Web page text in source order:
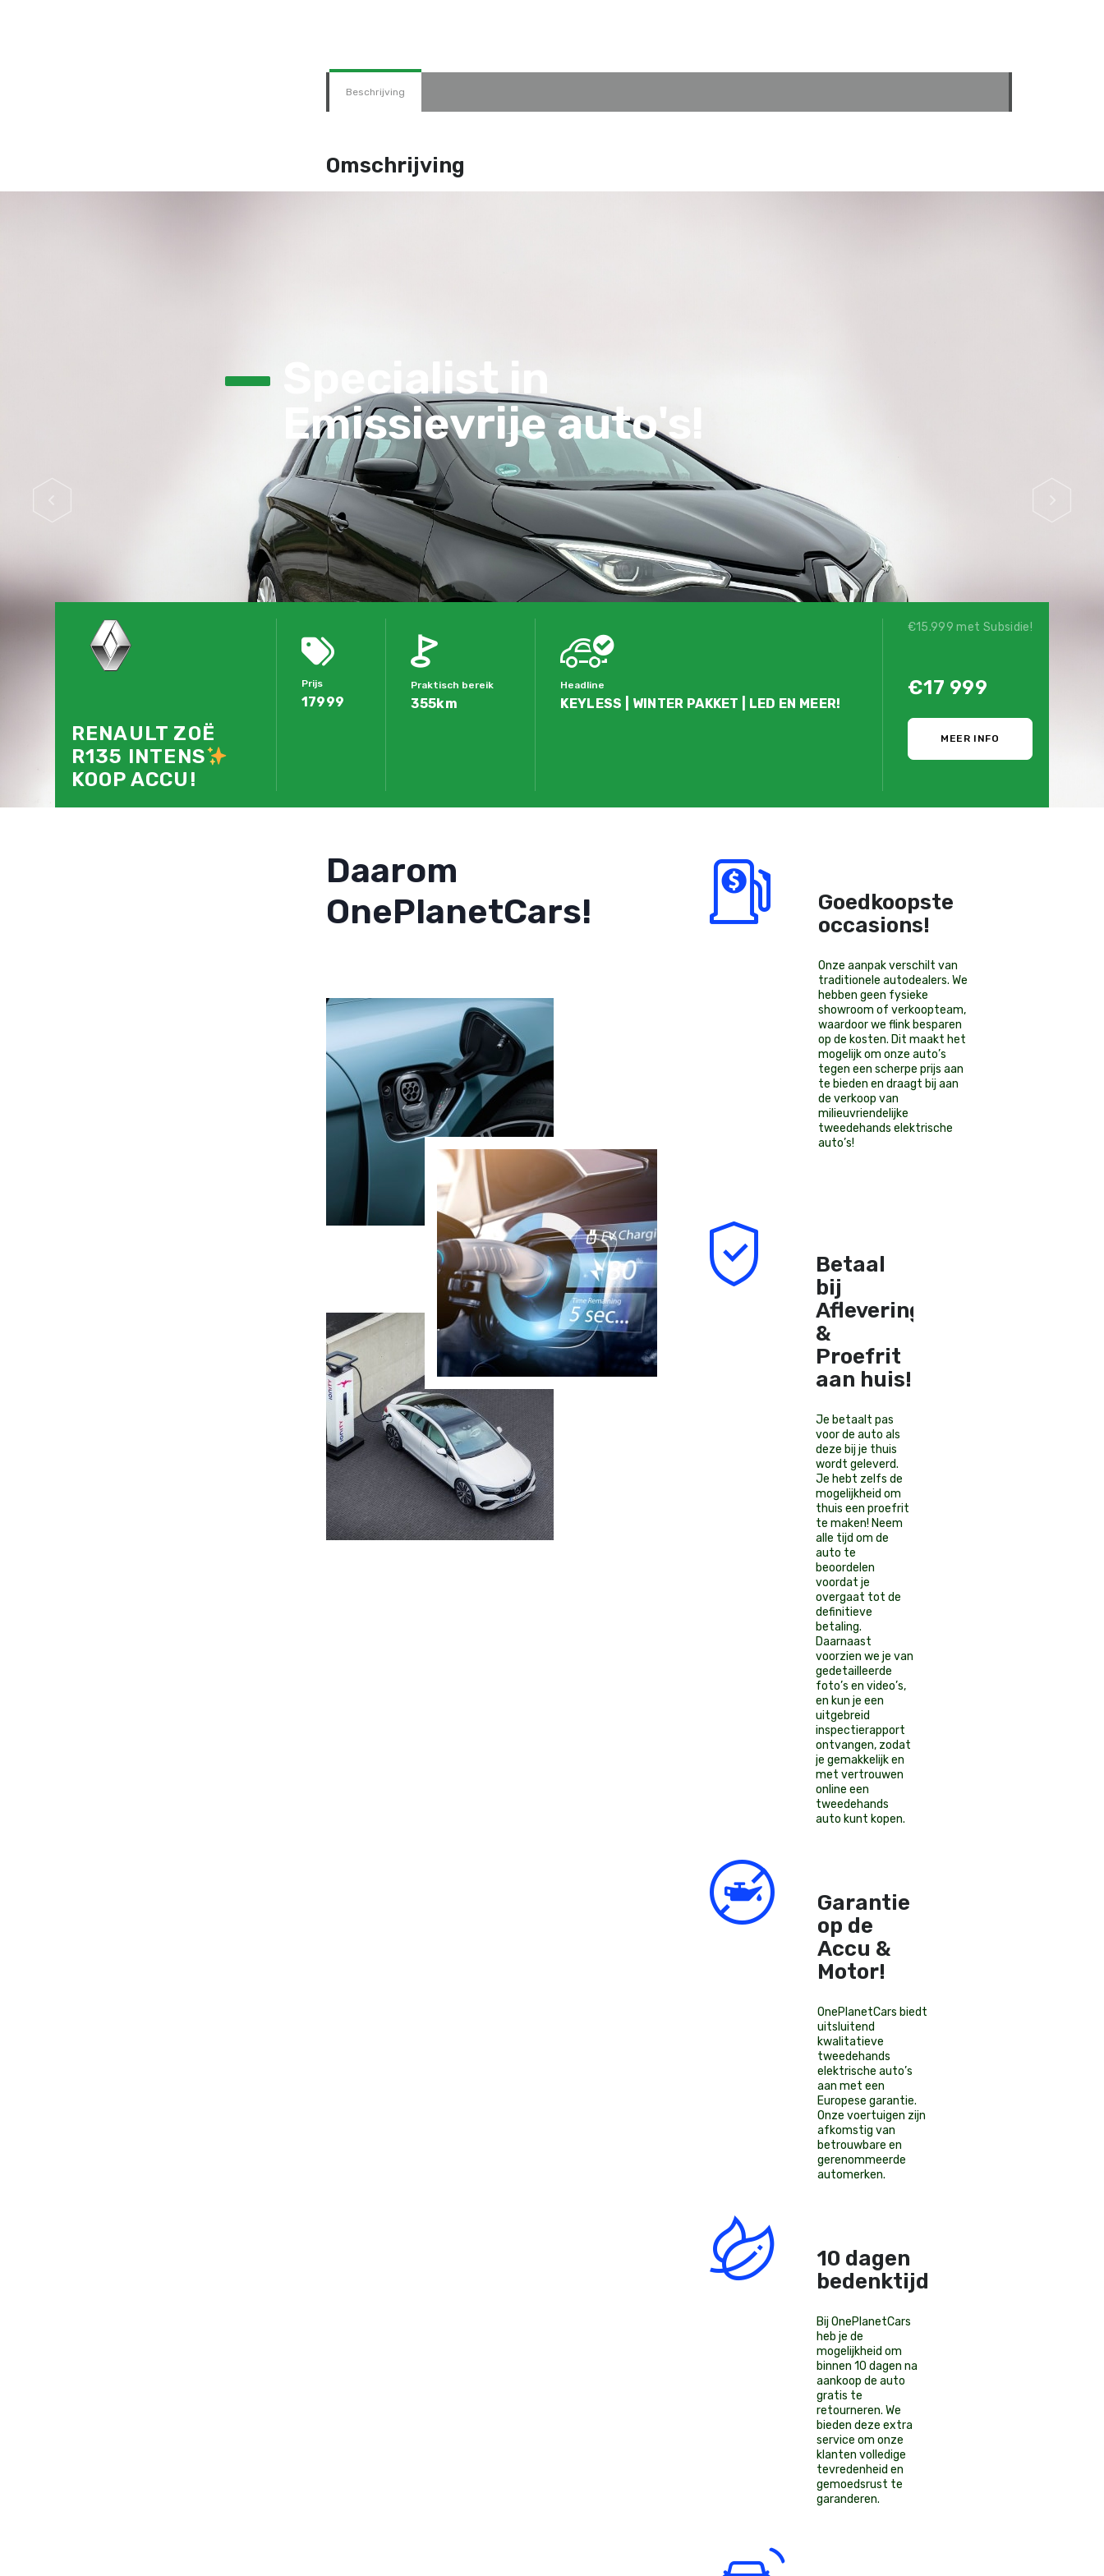
Beschrijving
Omschrijving
Specialist in
Emissievrije auto's!
RENAULT ZOË
R135 INTENS
KOOP ACCU!
Prijs
17999
Praktisch bereik
355km
Headline
KEYLESS | WINTER PAKKET | LED EN MEER!
€15.999 met Subsidie!
€17 999
MEER INFO
Daarom
OnePlanetCars!
Goedkoopste
occasions!
Onze aanpak verschilt van
traditionele autodealers. We
hebben geen fysieke
showroom of verkoopteam,
waardoor we flink besparen
op de kosten. Dit maakt het
mogelijk om onze auto’s
tegen een scherpe prijs aan
te bieden en draagt bij aan
de verkoop van
milieuvriendelijke
tweedehands elektrische
auto’s!
Betaal
bij
Aflevering
&
Proefrit
aan huis!
Je betaalt pas
voor de auto als
deze bij je thuis
wordt geleverd.
Je hebt zelfs de
mogelijkheid om
thuis een proefrit
te maken! Neem
alle tijd om de
auto te
beoordelen
voordat je
overgaat tot de
definitieve
betaling.
Daarnaast
voorzien we je van
gedetailleerde
foto’s en video’s,
en kun je een
uitgebreid
inspectierapport
ontvangen, zodat
je gemakkelijk en
met vertrouwen
online een
tweedehands
auto kunt kopen.
Garantie
op de
Accu &
Motor!
OnePlanetCars biedt
uitsluitend
kwalitatieve
tweedehands
elektrische auto’s
aan met een
Europese garantie.
Onze voertuigen zijn
afkomstig van
betrouwbare en
gerenommeerde
automerken.
10 dagen
bedenktijd!
Bij OnePlanetCars
heb je de
mogelijkheid om
binnen 10 dagen na
aankoop de auto
gratis te
retourneren. We
bieden deze extra
service om onze
klanten volledige
tevredenheid en
gemoedsrust te
garanderen.